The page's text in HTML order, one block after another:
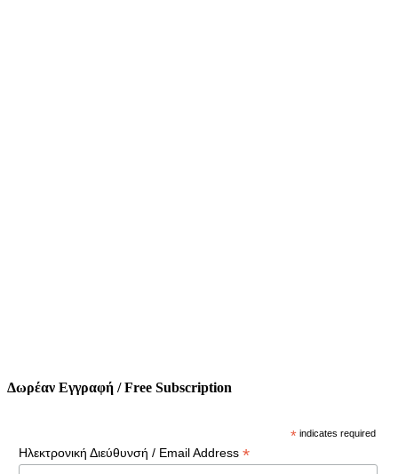
Δωρέαν Εγγραφή / Free Subscription
* indicates required
Ηλεκτρονική Διεύθυνσή / Email Address *